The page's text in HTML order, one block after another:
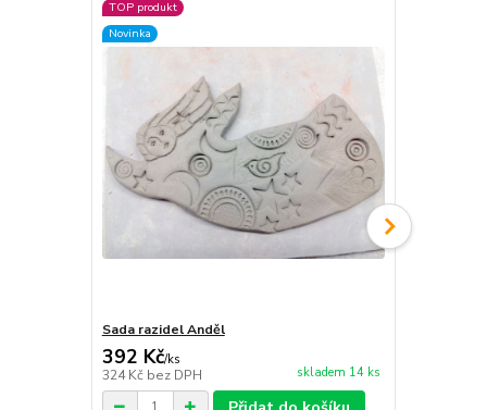
TOP produkt
Novinka
Sada razidel Anděl
392 Kč/ks
324 Kč bez DPH skladem 14 ks